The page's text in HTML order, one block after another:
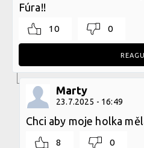
Fúra!!
10 0
Marty
23.7.2025 - 16:49
Chci aby moje holka
8 0